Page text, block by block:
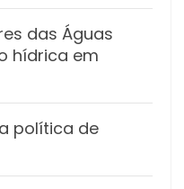
das Águas
hídrica em
política de